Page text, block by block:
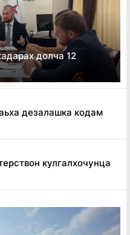
долча 12
дезалашка кодам
кулгалхочунца